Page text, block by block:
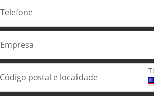
Telefone
Empresa
Código postal e localidade